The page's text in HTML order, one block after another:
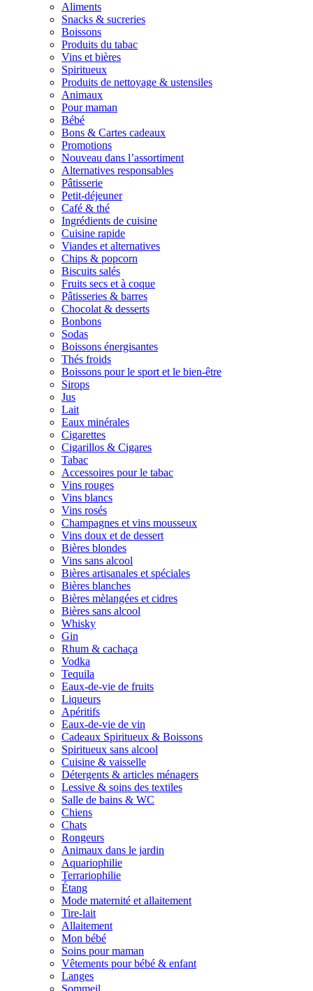
Aliments
Snacks & sucreries
Boissons
Produits du tabac
Vins et bières
Spiritueux
Produits de nettoyage & ustensiles
Animaux
Pour maman
Bébé
Bons & Cartes cadeaux
Promotions
Nouveau dans l’assortiment
Alternatives responsables
Pâtisserie
Petit-déjeuner
Café & thé
Ingrédients de cuisine
Cuisine rapide
Viandes et alternatives
Chips & popcorn
Biscuits salés
Fruits secs et à coque
Pâtisseries & barres
Chocolat & desserts
Bonbons
Sodas
Boissons énergisantes
Thés froids
Boissons pour le sport et le bien-être
Sirops
Jus
Lait
Eaux minérales
Cigarettes
Cigarillos & Cigares
Tabac
Accessoires pour le tabac
Vins rouges
Vins blancs
Vins rosés
Champagnes et vins mousseux
Vins doux et de dessert
Bières blondes
Vins sans alcool
Bières artisanales et spéciales
Bières blanches
Bières mèlangées et cidres
Bières sans alcool
Whisky
Gin
Rhum & cachaça
Vodka
Tequila
Eaux-de-vie de fruits
Liqueurs
Apéritifs
Eaux-de-vie de vin
Cadeaux Spiritueux & Boissons
Spiritueux sans alcool
Cuisine & vaisselle
Détergents & articles ménagers
Lessive & soins des textiles
Salle de bains & WC
Chiens
Chats
Rongeurs
Animaux dans le jardin
Aquariophilie
Terrariophilie
Étang
Mode maternité et allaitement
Tire-lait
Allaitement
Mon bébé
Soins pour maman
Vêtements pour bébé & enfant
Langes
Sommeil